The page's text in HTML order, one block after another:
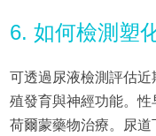
6. 如何檢測塑
可透過尿液檢測評估
殖發育與神經功能。
荷爾蒙藥物治療。尿